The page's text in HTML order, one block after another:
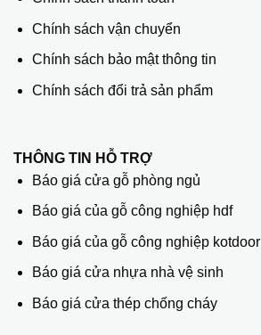
Chính sách vận chuyển
Chính sách bảo mật thông tin
Chính sách đổi trả sản phẩm
THÔNG TIN HỖ TRỢ
Báo giá cửa gỗ phòng ngủ
Báo giá của gỗ công nghiệp hdf
Báo giá của gỗ công nghiệp kotdoor
Báo giá cửa nhựa nhà vệ sinh
Báo giá cửa thép chống cháy